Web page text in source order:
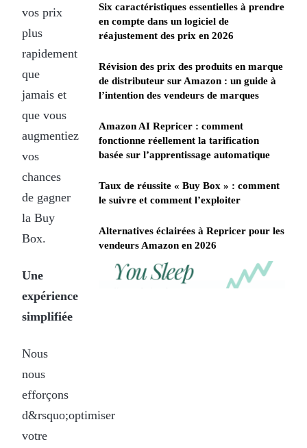
vos prix
plus
rapidement
que
jamais et
que vous
augmentiez
vos
chances
de gagner
la Buy
Box.
Une
expérience
simplifiée
Nous
nous
efforçons
d&rsquo;optimiser
votre
Six caractéristiques essentielles à prendre
en compte dans un logiciel de
réajustement des prix en 2026
Révision des prix des produits en marque
de distributeur sur Amazon : un guide à
l’intention des vendeurs de marques
Amazon AI Repricer : comment
fonctionne réellement la tarification
basée sur l’apprentissage automatique
Taux de réussite « Buy Box » : comment
le suivre et comment l’exploiter
Alternatives éclairées à Repricer pour les
vendeurs Amazon en 2026
REPRICER
Win
Your